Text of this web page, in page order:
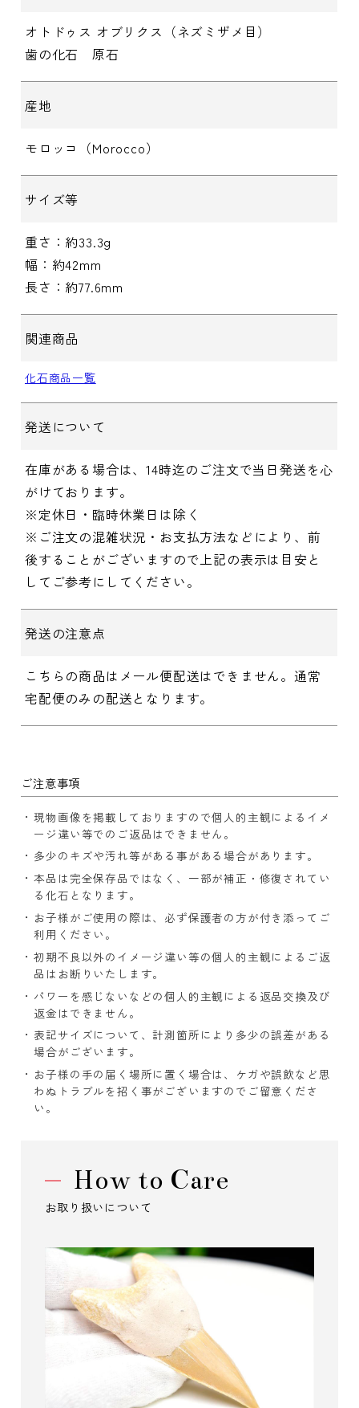
オトドゥス オブリクス（ネズミザメ目）
歯の化石 原石
産地
モロッコ（Morocco）
サイズ等
重さ：約33.3g
幅：約42mm
長さ：約77.6mm
関連商品
化石商品一覧
発送について
在庫がある場合は、14時迄のご注文で当日発送を心
がけております。
※定休日・臨時休業日は除く
※ご注文の混雑状況・お支払方法などにより、前
後することがございますので上記の表示は目安と
してご参考にしてください。
発送の注意点
こちらの商品はメール便配送はできません。通常
宅配便のみの配送となります。
ご注意事項
現物画像を掲載しておりますので個人的主観によるイメ
ージ違い等でのご返品はできません。
多少のキズや汚れ等がある事がある場合があります。
本品は完全保存品ではなく、一部が補正・修復されてい
る化石となります。
お子様がご使用の際は、必ず保護者の方が付き添ってご
利用ください。
初期不良以外のイメージ違い等の個人的主観によるご返
品はお断りいたします。
パワーを感じないなどの個人的主観による返品交換及び
返金はできません。
表記サイズについて、計測箇所により多少の誤差がある
場合がございます。
お子様の手の届く場所に置く場合は、ケガや誤飲など思
わぬトラブルを招く事がございますのでご留意くださ
い。
How to Care
お取り扱いについて